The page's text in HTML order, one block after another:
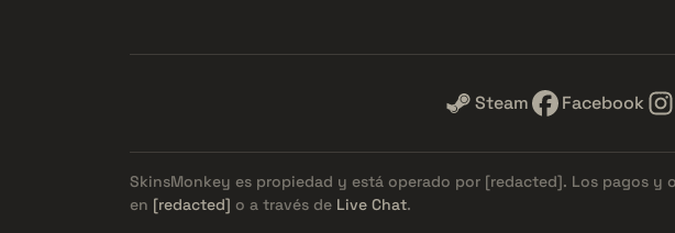
Steam Facebook
SkinsMonkey es propiedad y está operado por [redacted]. Los pagos y
en [redacted] o a través de Live Chat.